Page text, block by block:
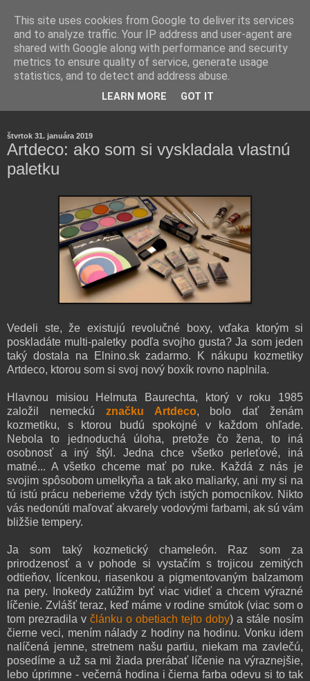
rozoberá témy o zdraví, živote a všetko možné.
štvrtok 31. januára 2019
Artdeco: ako som si vyskladala vlastnú
paletku
Vedeli ste, že existujú revolučné boxy, vďaka ktorým si
poskladáte multi-paletky podľa svojho gusta? Ja som jeden
taký dostala na Elnino.sk zadarmo. K nákupu kozmetiky
Artdeco, ktorou som si svoj nový boxík rovno naplnila.
Hlavnou misiou Helmuta Baurechta, ktorý v roku 1985
založil nemeckú značku Artdeco, bolo dať ženám
kozmetiku, s ktorou budú spokojné v každom ohľade.
Nebola to jednoduchá úloha, pretože čo žena, to iná
osobnosť a iný štýl. Jedna chce všetko perleťové, iná
matné... A všetko chceme mať po ruke. Každá z nás je
svojim spôsobom umelkyňa a tak ako maliarky, ani my si na
tú istú prácu neberieme vždy tých istých pomocníkov. Nikto
vás nedonúti maľovať akvarely vodovými farbami, ak sú vám
bližšie tempery.
Ja som taký kozmetický chameleón. Raz som za
prirodzenosť a v pohode si vystačím s trojicou zemitých
odtieňov, lícenkou, riasenkou a pigmentovaným balzamom
na pery. Inokedy zatúžim byť viac vidieť a chcem výrazné
líčenie. Zvlášť teraz, keď máme v rodine smútok (viac som o
tom prezradila v článku o obetiach tejto doby) a stále nosím
čierne veci, mením nálady z hodiny na hodinu. Vonku idem
nalíčená jemne, stretnem našu partiu, niekam ma zavlečú,
posedíme a už sa mi žiada prerábať líčenie na výraznejšie,
lebo úprimne - večerná hodina i čierna farba odevu si to tak
This site uses cookies from Google to deliver its services
and to analyze traffic. Your IP address and user-agent are
shared with Google along with performance and security
metrics to ensure quality of service, generate usage
statistics, and to detect and address abuse.
LEARN MORE GOT IT